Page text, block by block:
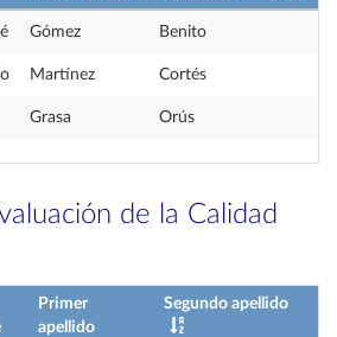
Gómez Benito
Martínez Cortés
Grasa Orús
de la Calidad
Primer
apellido
Segundo apellido